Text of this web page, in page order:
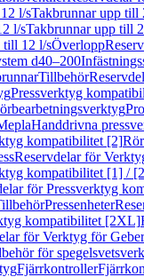
l/sTakbrunnar upp till
l/sTakbrunnar upp till
till 12 l/sÖverlopp
d40–200
Tillbehör
Pressverktyg
Handdrivna
kompatibilitet [2]
Reservdelar för
kompatibilitet [1] /
för Pressverktyg
Pressenheter
kompatibilitet [2XL]
för Verktyg för
för
Fjärrkontroller